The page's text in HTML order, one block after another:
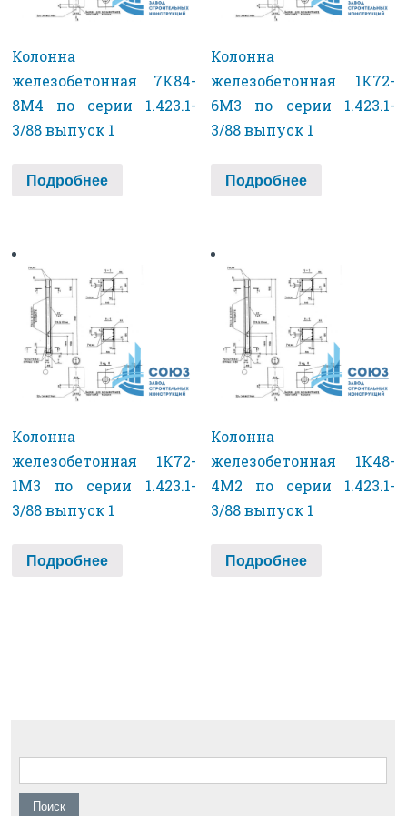
Колонна
железобетонная 7К84-
8М4 по серии 1.423.1-
3/88 выпуск 1
Подробнее
Колонна
железобетонная 1К72-
6М3 по серии 1.423.1-
3/88 выпуск 1
Подробнее
Колонна
железобетонная 1К72-
1М3 по серии 1.423.1-
3/88 выпуск 1
Подробнее
Колонна
железобетонная 1К48-
4М2 по серии 1.423.1-
3/88 выпуск 1
Подробнее
Найти: